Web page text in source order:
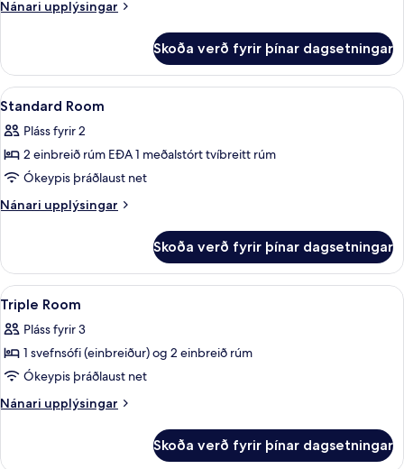
Nánari upplýsingar
Nánari
With
Terrace
Skoða verð fyrir þínar dagsetningar
Skoða
allar
myndir
fyrir
Standard
Room
Rúmföt úr egypskri bómull, rúmföt
8
Standard Room
Pláss fyrir 2
2 einbreið rúm EÐA 1 meðalstórt tvíbreitt rúm
Ókeypis þráðlaust net
Nánari upplýsingar
Nánari
Room
Skoða verð fyrir þínar dagsetningar
Skoða
allar
myndir
fyrir
Triple
Room
Rúmföt úr egypskri bómull, rúmföt
6
Triple Room
Pláss fyrir 3
1 svefnsófi (einbreiður) og 2 einbreið rúm
Ókeypis þráðlaust net
Nánari upplýsingar
Nánari
Skoða verð fyrir þínar dagsetningar